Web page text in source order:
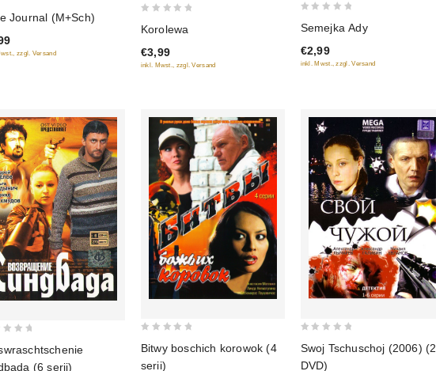
Journal (M+Sch)
zzgl. Versand of
5
Korolewa
€3,99
inkl. Mwst., zzgl. Versand
of
5
Semejka Ady
€2,99
inkl. Mwst., zzgl. Versand
(6 serij)
Bitwy boschich korowok (4
serii)
Swoj Tschuschoj (2006) (2
DVD)